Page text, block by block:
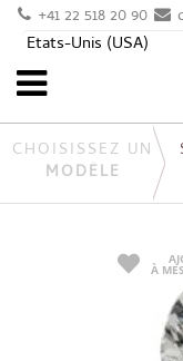
+41 22 518 20 90
CHOISISSEZ UN
MODÈLE
À